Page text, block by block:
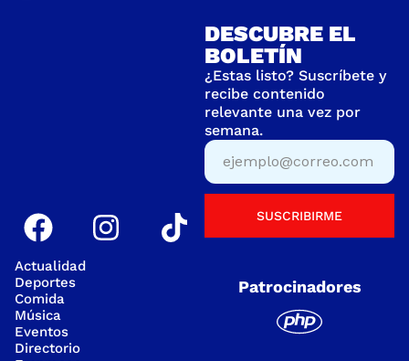
Actualidad
Deportes
Comida
Música
Eventos
Directorio
DESCUBRE EL
BOLETÍN
¿Estas listo? Suscríbete y
recibe contenido
relevante una vez por
semana.
SUSCRIBIRME
Patrocinadores